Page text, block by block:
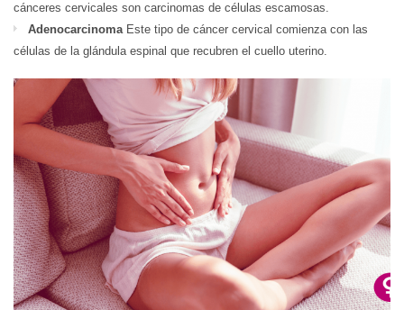
cánceres cervicales son carcinomas de células escamosas.
Adenocarcinoma Este tipo de cáncer cervical comienza con las
células de la glándula espinal que recubren el cuello uterino.